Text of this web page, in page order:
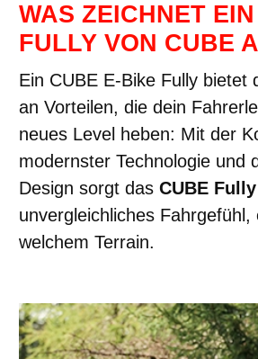
WAS ZEICHNET
FULLY VON CUBE
Ein CUBE E-Bike Fully bietet
an Vorteilen, die dein
neues Level heben: Mit der
modernster Technologie und
Design sorgt das CUBE Fully
unvergleichliches Fahrgefühl,
welchem Terrain.